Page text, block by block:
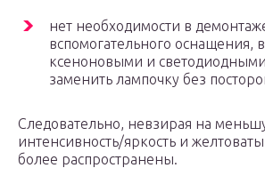
нет необходимости в
вспомогательного оснащения,
ксеноновыми и
заменить лампочку без
Следовательно, невзирая на
интенсивность/яркость и
более распространены.